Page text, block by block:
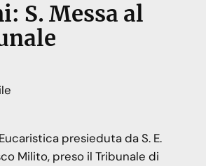
S. Messa al
presieduta da S. E.
Milito, preso il Tribunale di